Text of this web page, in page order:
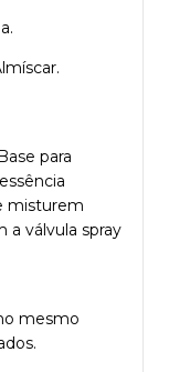
para
misturem
válvula spray
mesmo